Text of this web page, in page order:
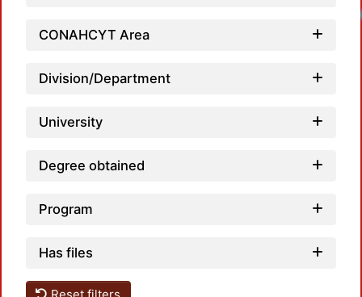
CONAHCYT Area
Division/Department
University
Degree obtained
Program
Has files